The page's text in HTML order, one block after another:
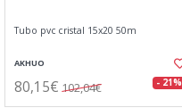
Tubo pvc cristal 15x20 50m
AKHUO
80,15€ 102,04€ - 21%